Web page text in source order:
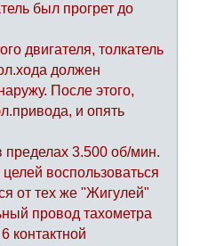
был прогрет до
двигателя, толкатель
должен
После этого,
и опять
пределах 3.500 об/мин.
воспользоваться
от тех же "Жигулей"
провод тахометра
контактной